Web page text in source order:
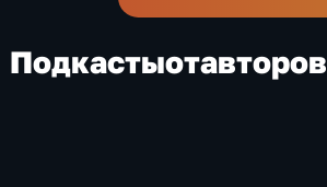
Подкастыотавторов